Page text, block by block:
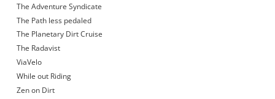
The Adventure Syndicate
The Path less pedaled
The Planetary Dirt Cruise
The Radavist
ViaVelo
While out Riding
Zen on Dirt